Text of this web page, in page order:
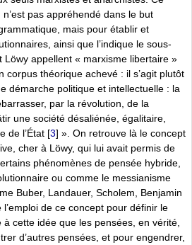
pas appréhendé dans le but
mais pour établir et
ainsi que l’indique le sous-
Löwy appellent « marxisme libertaire »
corpus théorique achevé : il s’agit plutôt
démarche politique et intellectuelle : la
par la révolution, de la
une société désaliénée, égalitaire,
de l’État [3] ». On retrouve là le concept
cher à Löwy, qui lui avait permis de
phénomènes de pensée hybride,
ou comme le messianisme
Buber, Landauer, Scholem, Benjamin
l’emploi de ce concept pour définir le
cette idée que les pensées, en vérité,
d’autres pensées, et pour engendrer,